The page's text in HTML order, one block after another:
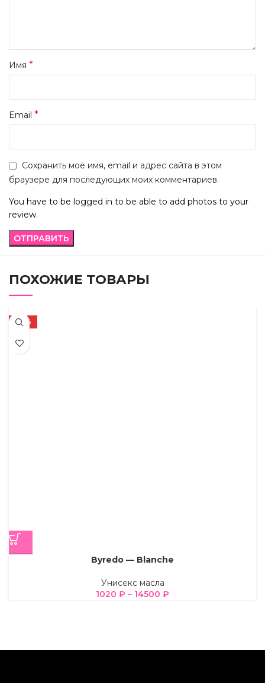
Имя *
Email *
Сохранить моё имя, email и адрес сайта в этом
браузере для последующих моих комментариев.
You have to be logged in to be able to add photos to your
review.
ПОХОЖИЕ ТОВАРЫ
-50%
Byredo — Blanche
Унисекс масла
1020 ₽ – 14500 ₽